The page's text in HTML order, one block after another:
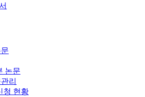
논문
리
청 현황